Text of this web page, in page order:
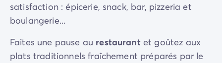
satisfaction : épicerie, snack, bar, pizzeria et
boulangerie...
Faites une pause au restaurant et goûtez aux
plats traditionnels fraîchement préparés par le